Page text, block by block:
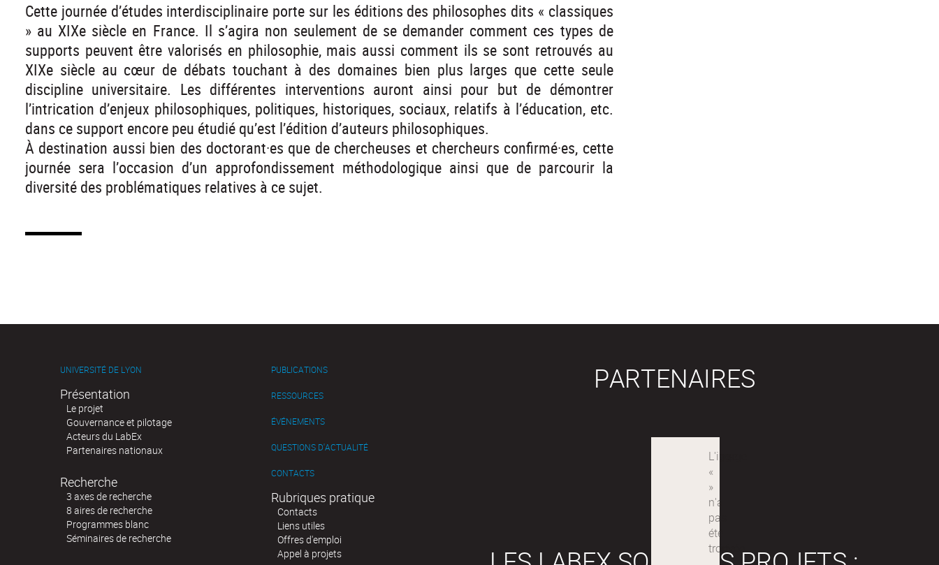
Cette journée d’études interdisciplinaire porte sur les éditions des philosophes dits « classiques
» au XIXe siècle en France. Il s’agira non seulement de se demander comment ces types de
supports peuvent être valorisés en philosophie, mais aussi comment ils se sont retrouvés au
XIXe siècle au cœur de débats touchant à des domaines bien plus larges que cette seule
discipline universitaire. Les différentes interventions auront ainsi pour but de démontrer
l’intrication d’enjeux philosophiques, politiques, historiques, sociaux, relatifs à l’éducation, etc.
dans ce support encore peu étudié qu’est l’édition d’auteurs philosophiques.
À destination aussi bien des doctorant·es que de chercheuses et chercheurs confirmé·es, cette
journée sera l’occasion d’un approfondissement méthodologique ainsi que de parcourir la
diversité des problématiques relatives à ce sujet.
UNIVERSITÉ DE LYON
Présentation
Le projet
Gouvernance et pilotage
Acteurs du LabEx
Partenaires nationaux
Recherche
3 axes de recherche
8 aires de recherche
Programmes blanc
Séminaires de recherche
PUBLICATIONS
RESSOURCES
ÉVÉNEMENTS
QUESTIONS D'ACTUALITÉ
CONTACTS
Rubriques pratique
Contacts
Liens utiles
Offres d'emploi
Appel à projets
PARTENAIRES